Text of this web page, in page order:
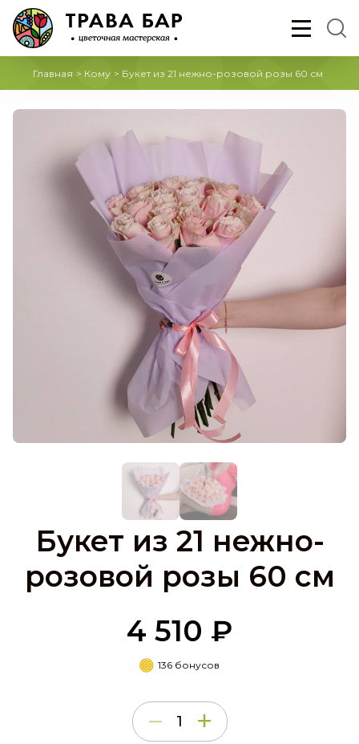
Главная > Кому > Букет из 21 нежно-розовой розы 60 см
Букет из 21 нежно-
розовой розы 60 см
4 510 ₽
136 бонусов